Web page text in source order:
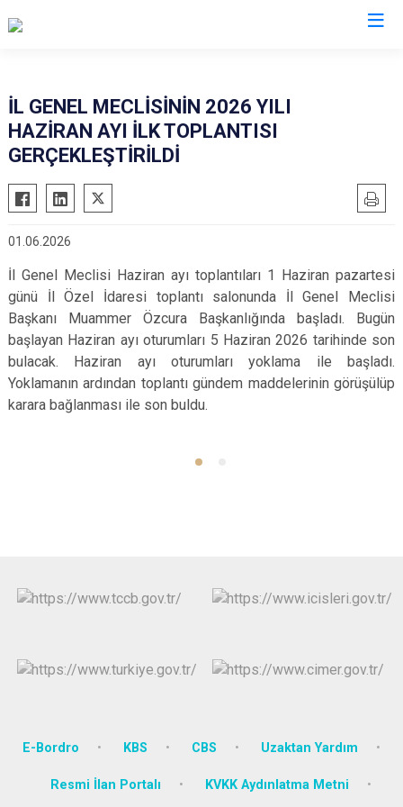
İL GENEL MECLİSİNİN 2026 YILI
HAZİRAN AYI İLK TOPLANTISI
GERÇEKLEŞTİRİLDİ
01.06.2026
İl Genel Meclisi Haziran ayı toplantıları 1 Haziran pazartesi
günü İl Özel İdaresi toplantı salonunda İl Genel Meclisi
Başkanı Muammer Özcura Başkanlığında başladı. Bugün
başlayan Haziran ayı oturumları 5 Haziran 2026 tarihinde son
bulacak. Haziran ayı oturumları yoklama ile başladı.
Yoklamanın ardından toplantı gündem maddelerinin görüşülüp
karara bağlanması ile son buldu.
E-Bordro KBS CBS Uzaktan Yardım
Resmi İlan Portalı KVKK Aydınlatma Metni